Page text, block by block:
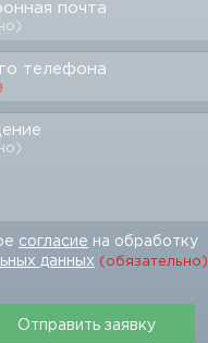
почта
телефона
согласие на обработку
данных (обязательно)